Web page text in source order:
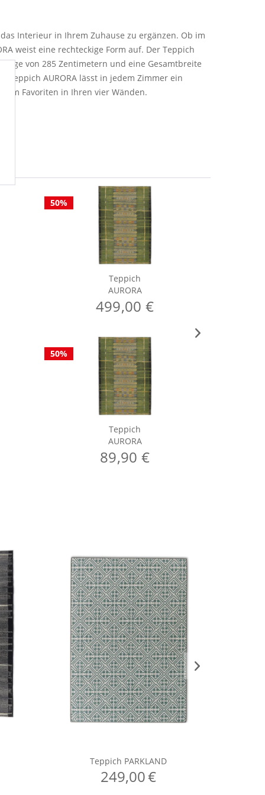
Interieur in Ihrem Zuhause zu ergänzen. Ob im
weist eine rechteckige Form auf. Der Teppich
von 285 Zentimetern und eine Gesamtbreite
AURORA lässt in jedem Zimmer ein
Favoriten in Ihren vier Wänden.
50%
Teppich
AURORA
499,00 €
50%
Teppich
AURORA
89,90 €